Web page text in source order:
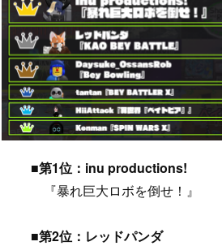
■第1位：inu productions!
『暴れ巨大ロボを倒せ！』
■第2位：レッドパンダ